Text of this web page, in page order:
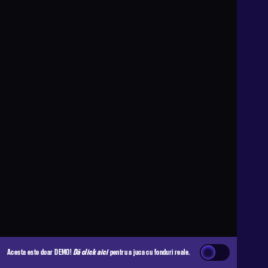
Acesta este doar DEMO!Dă click aicipentru a juca cu fonduri reale.